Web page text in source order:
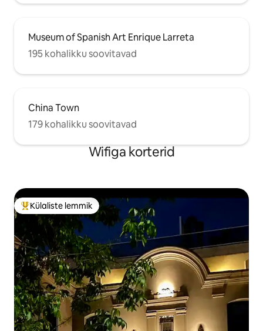
Museum of Spanish Art Enrique Larreta
195 kohalikku soovitavad
China Town
179 kohalikku soovitavad
Wifiga korterid
Külaliste suur lemmik
Külaliste lemmik